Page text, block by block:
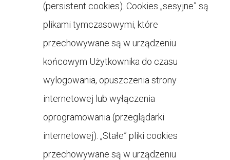
(persistent cookies). Cookies „sesyjne” są
plikami tymczasowymi, które
przechowywane są w urządzeniu
końcowym Użytkownika do czasu
wylogowania, opuszczenia strony
internetowej lub wyłączenia
oprogramowania (przeglądarki
internetowej). „Stałe” pliki cookies
przechowywane są w urządzeniu